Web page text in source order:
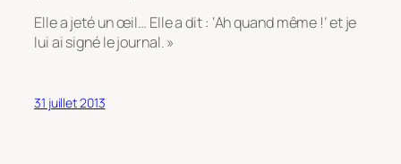
Elle a jeté un œil… Elle a dit : ‘Ah quand même !’ et je
lui ai signé le journal. »
31 juillet 2013